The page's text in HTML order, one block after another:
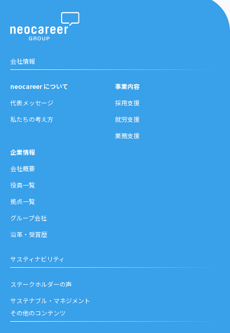
会社情報
neocareer について
代表メッセージ
私たちの考え方
事業内容
採用支援
就労支援
業務支援
企業情報
会社概要
役員一覧
拠点一覧
グループ会社
沿革・受賞歴
サスティナビリティ
ステークホルダーの声
サステナブル・マネジメント
その他のコンテンツ